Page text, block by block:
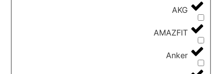
AKG
AMAZFIT
Anker